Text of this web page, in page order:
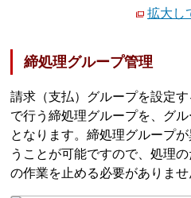
拡大し
締処理グループ管理
請求（支払）グループを設定
で行う締処理グループを、グ
となります。締処理グループ
うことが可能ですので、処理
の作業を止める必要がありませ